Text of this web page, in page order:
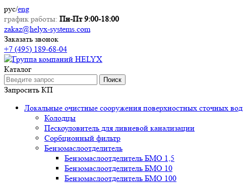
рус/eng
график работы: Пн-Пт 9:00-18:00
zakaz@helyx-systems.com
Заказать звонок
+7 (495) 189-68-04
Каталог
Поиск
Запросить КП
Локальные очистные сооружения поверхностных сточных вод
Колодцы
Пескоуловитель для ливневой канализации
Сорбционный фильтр
Бензомаслоотделитель
Бензомаслоотделитель БМО 1,5
Бензомаслоотделитель БМО 10
Бензомаслоотделитель БМО 100